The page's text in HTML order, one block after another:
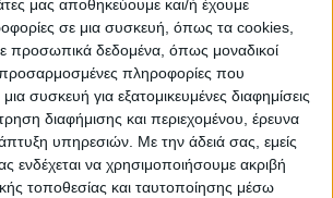
μας αποθηκεύουμε και/ή έχουμε
σε μια συσκευή, όπως τα cookies,
προσωπικά δεδομένα, όπως μοναδικοί
προσαρμοσμένες πληροφορίες που
συσκευή για εξατομικευμένες διαφημίσεις
διαφήμισης και περιεχομένου, έρευνα
υπηρεσιών. Με την άδειά σας, εμείς
ενδέχεται να χρησιμοποιήσουμε ακριβή
τοποθεσίας και ταυτοποίησης μέσω
την «επανάσταση» στον
η μεταμόσχευση ήπατος
γινόταν κυρίως σε
κέντρα του εξωτερικού, όπως
και την Ιαπωνία.
δωρεά ήπατος από νεκρούς